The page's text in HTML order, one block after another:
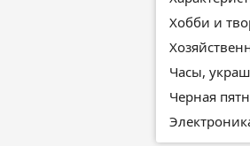
Хобби и
Часы,
Черная